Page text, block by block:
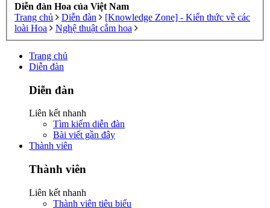
Diễn đàn Hoa của Việt Nam
Trang chủ
Diễn đàn
[Knowledge Zone] - Kiến thức về các
loài Hoa
Nghệ thuật cắm hoa
Trang chủ
Diễn đàn
Diễn đàn
Liên kết nhanh
Tìm kiếm diễn đàn
Bài viết gần đây
Thành viên
Thành viên
Liên kết nhanh
Thành viên tiêu biểu